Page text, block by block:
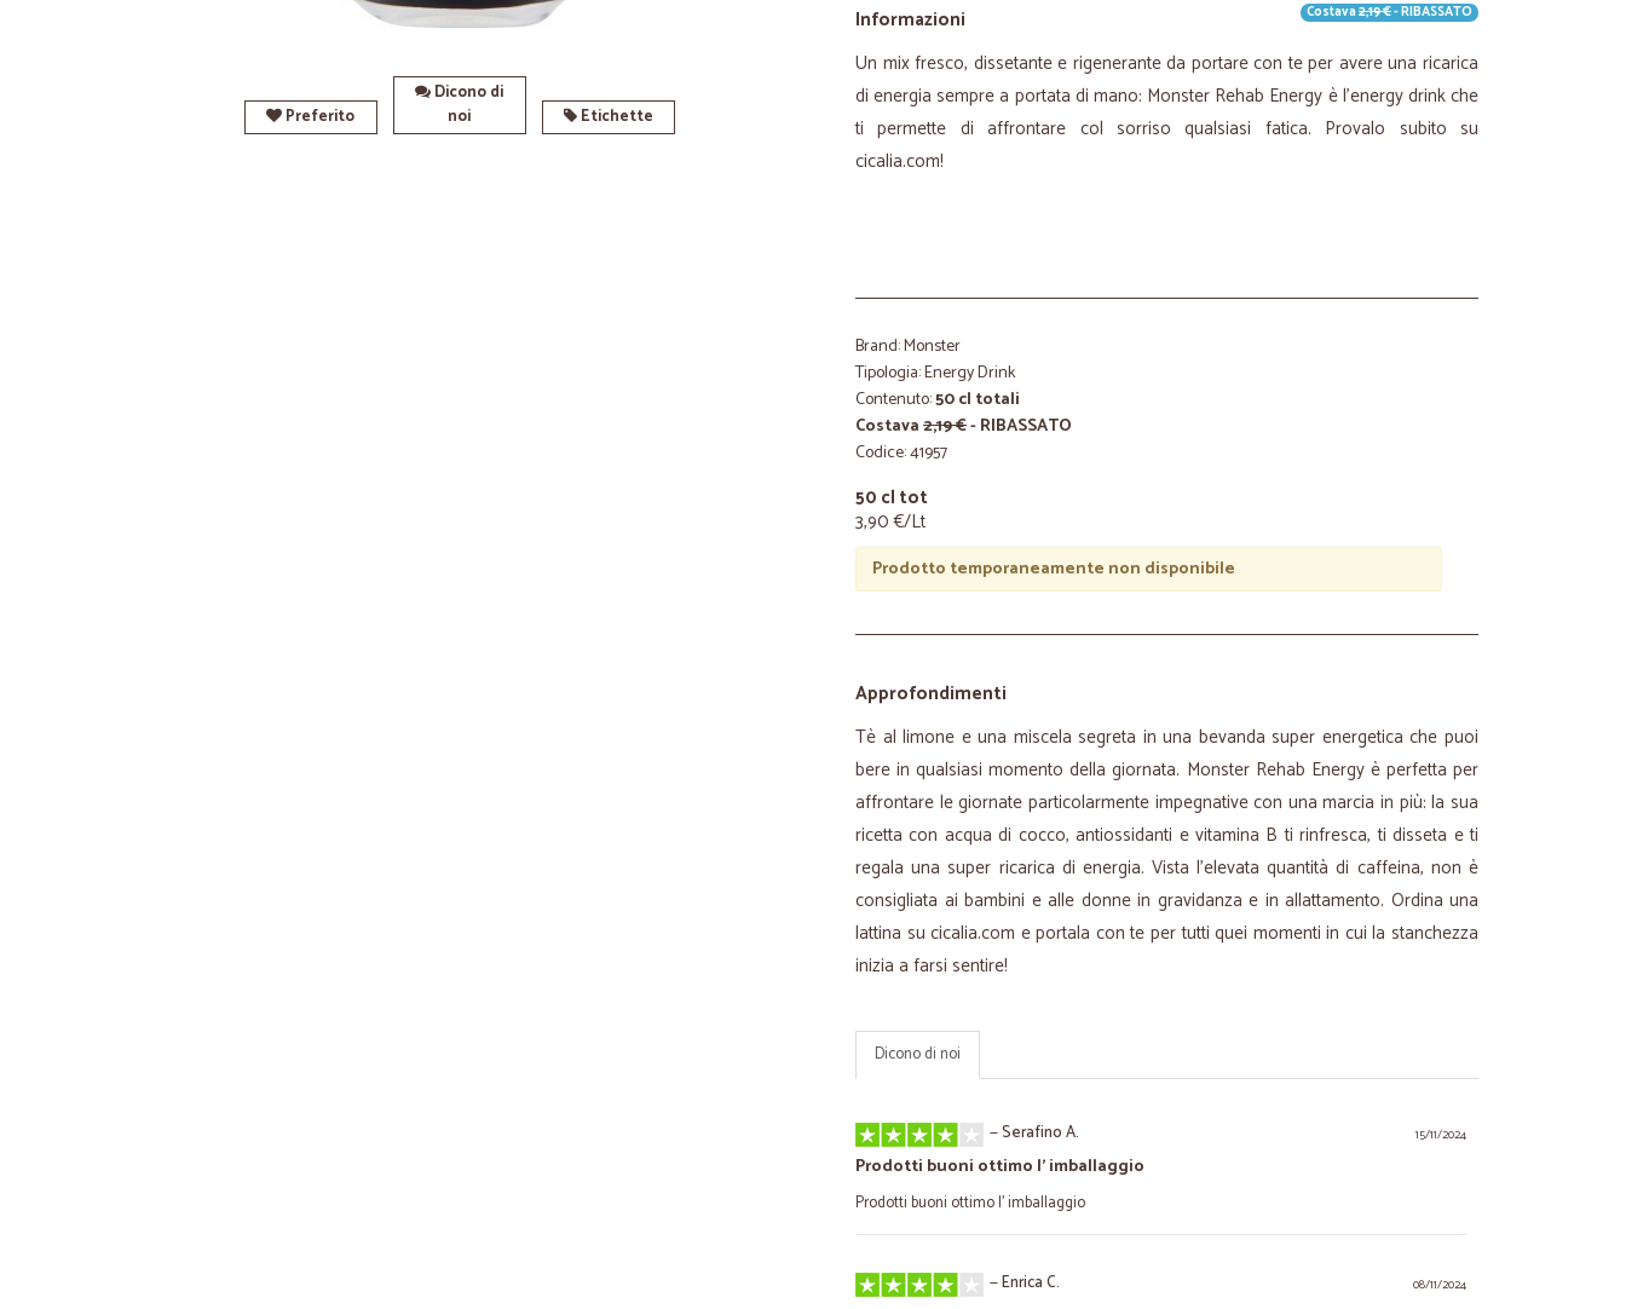
Preferito
Dicono di
noi
Etichette
Informazioni Costava2,19 €- RIBASSATO
Un mix fresco, dissetante e rigenerante da portare con te per avere una ricarica
di energia sempre a portata di mano: Monster Rehab Energy è l’energy drink che
ti permette di affrontare col sorriso qualsiasi fatica. Provalo subito su
cicalia.com!
Brand: Monster
Tipologia: Energy Drink
Contenuto:50 cl totali
Costava2,19 €- RIBASSATO
Codice: 41957
50 cl tot
3,90 €/Lt
Prodotto temporaneamente non disponibile
Approfondimenti
Tè al limone e una miscela segreta in una bevanda super energetica che puoi
bere in qualsiasi momento della giornata. Monster Rehab Energy è perfetta per
affrontare le giornate particolarmente impegnative con una marcia in più: la sua
ricetta con acqua di cocco, antiossidanti e vitamina B ti rinfresca, ti disseta e ti
regala una super ricarica di energia. Vista l’elevata quantità di caffeina, non è
consigliata ai bambini e alle donne in gravidanza e in allattamento. Ordina una
lattina su cicalia.com e portala con te per tutti quei momenti in cui la stanchezza
inizia a farsi sentire!
Dicono di noi
15/11/2024
—Serafino A.
Prodotti buoni ottimo l' imballaggio
Prodotti buoni ottimo l' imballaggio
08/11/2024
—Enrica C.